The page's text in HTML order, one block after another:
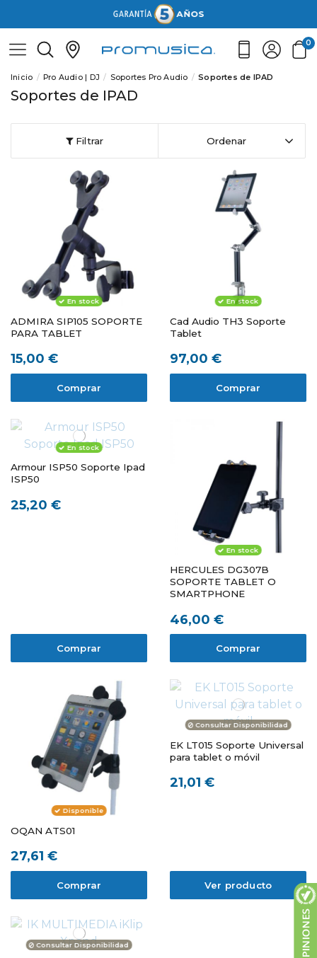
0
Inicio Pro Audio | DJ Soportes Pro Audio Soportes de IPAD
Soportes de IPAD
Filtrar Ordenar
En stock
ADMIRA SIP105 SOPORTE
PARA TABLET
15,00 €
Comprar
En stock
Cad Audio TH3 Soporte
Tablet
97,00 €
Comprar
En stock
Armour ISP50 Soporte Ipad
ISP50
25,20 €
Comprar
En stock
HERCULES DG307B
SOPORTE TABLET O
SMARTPHONE
46,00 €
Comprar
Disponible
OQAN ATS01
27,61 €
Comprar
Consultar Disponibilidad
EK LT015 Soporte Universal
para tablet o móvil
21,01 €
Ver producto
Consultar Disponibilidad